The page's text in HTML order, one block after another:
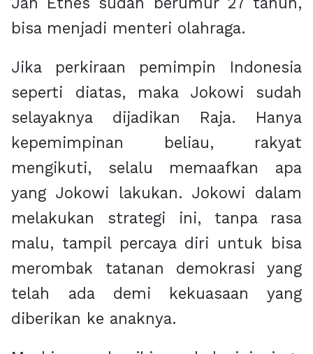
bisa menjadi menteri olahraga.
Jika perkiraan pemimpin Indonesia
seperti diatas, maka Jokowi sudah
selayaknya dijadikan Raja. Hanya
kepemimpinan beliau, rakyat
mengikuti, selalu memaafkan apa
yang Jokowi lakukan. Jokowi dalam
melakukan strategi ini, tanpa rasa
malu, tampil percaya diri untuk bisa
merombak tatanan demokrasi yang
telah ada demi kekuasaan yang
diberikan ke anaknya.